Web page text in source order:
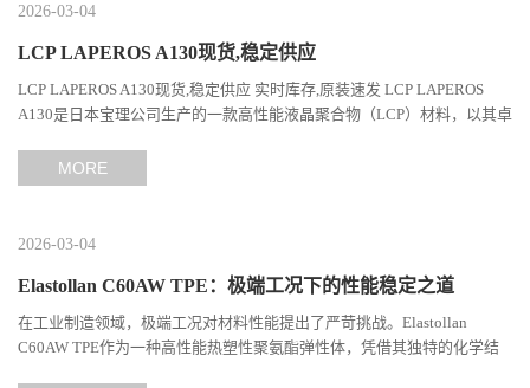
2026-03-04
LCP LAPEROS A130现货,稳定供应
LCP LAPEROS A130现货,稳定供应 实时库存,原装速发 LCP LAPEROS
A130是日本宝理公司生产的一款高性能液晶聚合物（LCP）材料，以其卓
MORE
2026-03-04
Elastollan C60AW TPE：极端工况下的性能稳定之道
在工业制造领域，极端工况对材料性能提出了严苛挑战。Elastollan
C60AW TPE作为一种高性能热塑性聚氨酯弹性体，凭借其独特的化学结